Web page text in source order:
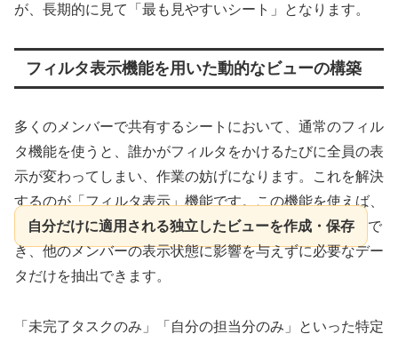
が、長期的に見て「最も見やすいシート」となります。
フィルタ表示機能を用いた動的なビューの構築
多くのメンバーで共有するシートにおいて、通常のフィル
タ機能を使うと、誰かがフィルタをかけるたびに全員の表
示が変わってしまい、作業の妨げになります。これを解決
するのが「フィルタ表示」機能です。この機能を使えば、
自分だけに適用される独立したビューを作成・保存
で
き、他のメンバーの表示状態に影響を与えずに必要なデー
タだけを抽出できます。
「未完了タスクのみ」「自分の担当分のみ」といった特定